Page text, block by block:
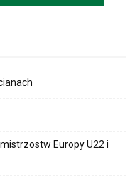
Europy U22 i